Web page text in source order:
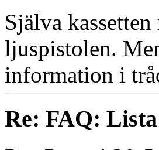
Själva
ljuspistolen.
information i
Re: FAQ: